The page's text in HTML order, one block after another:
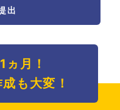
出
ヵ月！
も大変！